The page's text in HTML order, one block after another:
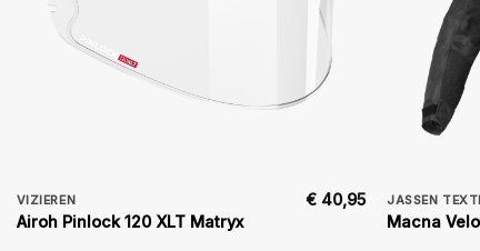
VIZIEREN
Airoh Pinlock 120 XLT Matryx
€40,95 JASSEN
Macna